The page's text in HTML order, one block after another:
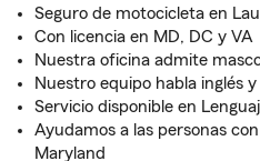
Seguro de motocicleta en
Con licencia en MD, DC y VA
Nuestra oficina admite
Nuestro equipo habla inglés y
Servicio disponible en
Ayudamos a las personas
Maryland